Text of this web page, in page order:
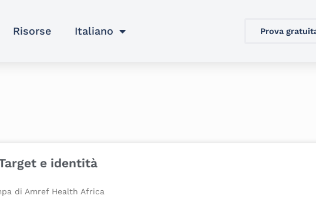
Risorse Italiano Prova
e identità
di Amref Health Africa